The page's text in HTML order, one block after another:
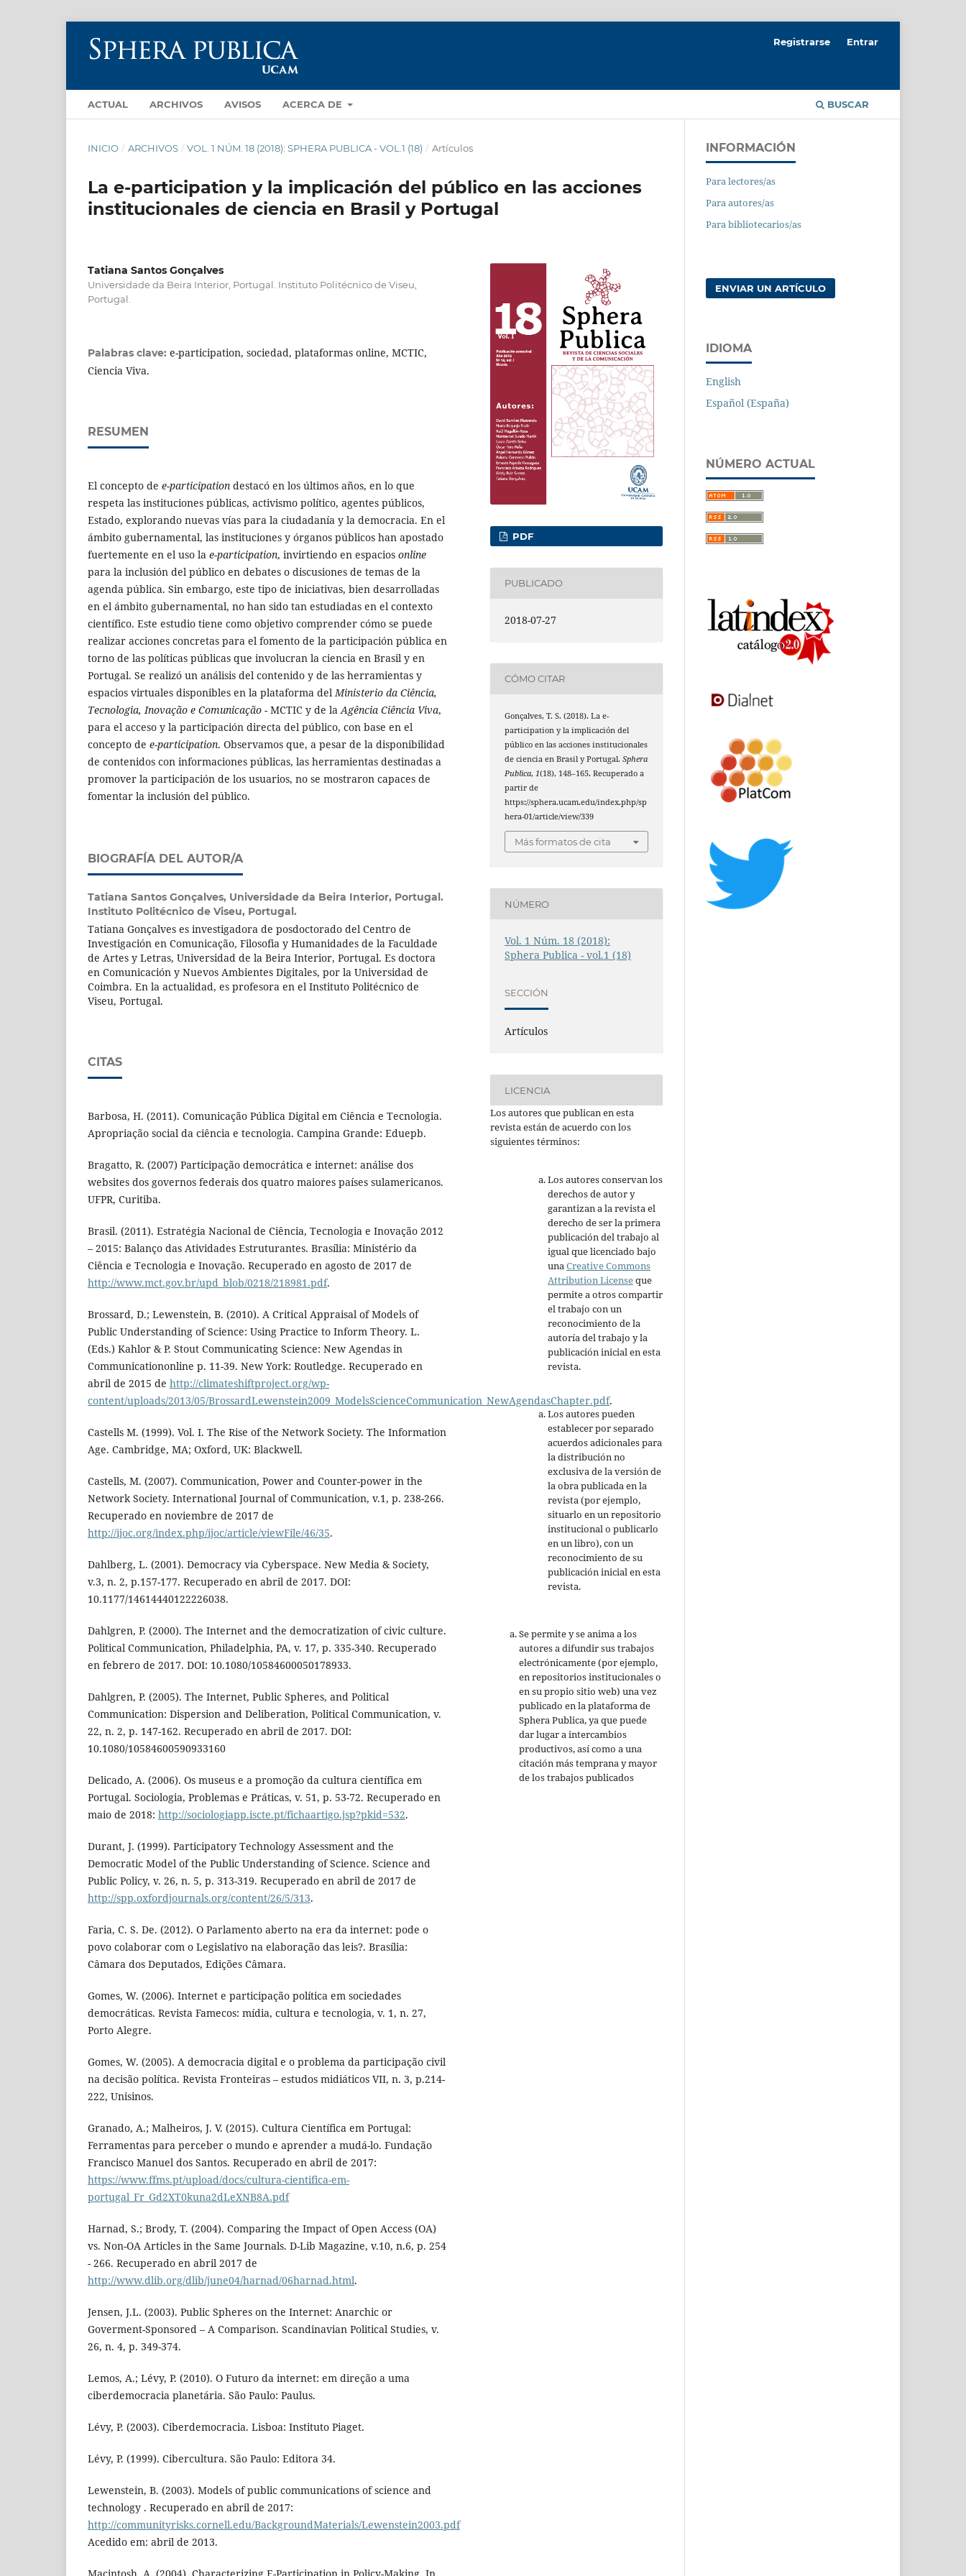
ACTUAL ARCHIVOS AVISOS ACERCA DE BUSCAR
Registrarse Entrar
INICIO / ARCHIVOS / VOL. 1 NÚM. 18 (2018): SPHERA PUBLICA - VOL.1 (18) / Artículos
La e-participation y la implicación del público en las acciones
institucionales de ciencia en Brasil y Portugal
Tatiana Santos Gonçalves
Universidade da Beira Interior, Portugal. Instituto Politécnico de Viseu,
Portugal.
Palabras clave: e-participation, sociedad, plataformas online, MCTIC,
Ciencia Viva.
RESUMEN
El concepto de e-participation destacó en los últimos años, en lo que
respeta las instituciones públicas, activismo político, agentes públicos,
Estado, explorando nuevas vías para la ciudadanía y la democracia. En el
ámbito gubernamental, las instituciones y órganos públicos han apostado
fuertemente en el uso la e-participation, invirtiendo en espacios online
para la inclusión del público en debates o discusiones de temas de la
agenda pública. Sin embargo, este tipo de iniciativas, bien desarrolladas
en el ámbito gubernamental, no han sido tan estudiadas en el contexto
científico. Este estudio tiene como objetivo comprender cómo se puede
realizar acciones concretas para el fomento de la participación pública en
torno de las políticas públicas que involucran la ciencia en Brasil y en
Portugal. Se realizó un análisis del contenido y de las herramientas y
espacios virtuales disponibles en la plataforma delMinisterio da Ciência,
Tecnologia, Inovação e Comunicação - MCTIC y de laAgência Ciência Viva,
para el acceso y la participación directa del público, con base en el
concepto de e-participation. Observamos que, a pesar de la disponibilidad
de contenidos con informaciones públicas, las herramientas destinadas a
promover la participación de los usuarios, no se mostraron capaces de
fomentar la inclusión del público.
BIOGRAFÍA DEL AUTOR/A
Tatiana Santos Gonçalves, Universidade da Beira Interior, Portugal.
Instituto Politécnico de Viseu, Portugal.
Tatiana Gonçalves es investigadora de posdoctorado del Centro de
Investigación en Comunicação, Filosofia y Humanidades de la Faculdade
de Artes y Letras, Universidad de la Beira Interior, Portugal. Es doctora
en Comunicación y Nuevos Ambientes Digitales, por la Universidad de
Coimbra. En la actualidad, es profesora en el Instituto Politécnico de
Viseu, Portugal.
CITAS
Barbosa, H. (2011). Comunicação Pública Digital em Ciência e Tecnologia.
Apropriação social da ciência e tecnologia. Campina Grande: Eduepb.
Bragatto, R. (2007) Participação democrática e internet: análise dos
websites dos governos federais dos quatro maiores países sulamericanos.
UFPR, Curitiba.
Brasil. (2011). Estratégia Nacional de Ciência, Tecnologia e Inovação 2012
– 2015: Balanço das Atividades Estruturantes. Brasília: Ministério da
Ciência e Tecnologia e Inovação. Recuperado en agosto de 2017 de
http://www.mct.gov.br/upd_blob/0218/218981.pdf.
Brossard, D.; Lewenstein, B. (2010). A Critical Appraisal of Models of
Public Understanding of Science: Using Practice to Inform Theory. L.
(Eds.) Kahlor & P. Stout Communicating Science: New Agendas in
Communicationonline p. 11-39. New York: Routledge. Recuperado en
abril de 2015 de http://climateshiftproject.org/wp-
content/uploads/2013/05/BrossardLewenstein2009_ModelsScienceCommunication_NewAgendasChapter.pdf.
Castells M. (1999). Vol. I. The Rise of the Network Society. The Information
Age. Cambridge, MA; Oxford, UK: Blackwell.
Castells, M. (2007). Communication, Power and Counter-power in the
Network Society. International Journal of Communication, v.1, p. 238-266.
Recuperado en noviembre de 2017 de
http://ijoc.org/index.php/ijoc/article/viewFile/46/35.
Dahlberg, L. (2001). Democracy via Cyberspace. New Media & Society,
v.3, n. 2, p.157-177. Recuperado en abril de 2017. DOI:
10.1177/14614440122226038.
Dahlgren, P. (2000). The Internet and the democratization of civic culture.
Political Communication, Philadelphia, PA, v. 17, p. 335-340. Recuperado
en febrero de 2017. DOI: 10.1080/10584600050178933.
Dahlgren, P. (2005). The Internet, Public Spheres, and Political
Communication: Dispersion and Deliberation, Political Communication, v.
22, n. 2, p. 147-162. Recuperado en abril de 2017. DOI:
10.1080/10584600590933160
Delicado, A. (2006). Os museus e a promoção da cultura científica em
Portugal. Sociologia, Problemas e Práticas, v. 51, p. 53-72. Recuperado en
maio de 2018: http://sociologiapp.iscte.pt/fichaartigo.jsp?pkid=532.
Durant, J. (1999). Participatory Technology Assessment and the
Democratic Model of the Public Understanding of Science. Science and
Public Policy, v. 26, n. 5, p. 313-319. Recuperado en abril de 2017 de
http://spp.oxfordjournals.org/content/26/5/313.
Faria, C. S. De. (2012). O Parlamento aberto na era da internet: pode o
povo colaborar com o Legislativo na elaboração das leis?. Brasília:
Câmara dos Deputados, Edições Câmara.
Gomes, W. (2006). Internet e participação política em sociedades
democráticas. Revista Famecos: mídia, cultura e tecnologia, v. 1, n. 27,
Porto Alegre.
Gomes, W. (2005). A democracia digital e o problema da participação civil
na decisão política. Revista Fronteiras – estudos midiáticos VII, n. 3, p.214-
222, Unisinos.
Granado, A.; Malheiros, J. V. (2015). Cultura Científica em Portugal:
Ferramentas para perceber o mundo e aprender a mudá-lo. Fundação
Francisco Manuel dos Santos. Recuperado en abril de 2017:
https://www.ffms.pt/upload/docs/cultura-cientifica-em-
portugal_Fr_Gd2XT0kuna2dLeXNB8A.pdf
Harnad, S.; Brody, T. (2004). Comparing the Impact of Open Access (OA)
vs. Non-OA Articles in the Same Journals. D-Lib Magazine, v.10, n.6, p. 254
- 266. Recuperado en abril 2017 de
http://www.dlib.org/dlib/june04/harnad/06harnad.html.
Jensen, J.L. (2003). Public Spheres on the Internet: Anarchic or
Goverment-Sponsored – A Comparison. Scandinavian Political Studies, v.
26, n. 4, p. 349-374.
Lemos, A.; Lévy, P. (2010). O Futuro da internet: em direção a uma
ciberdemocracia planetária. São Paulo: Paulus.
Lévy, P. (2003). Ciberdemocracia. Lisboa: Instituto Piaget.
Lévy, P. (1999). Cibercultura. São Paulo: Editora 34.
Lewenstein, B. (2003). Models of public communications of science and
technology . Recuperado en abril de 2017:
http://communityrisks.cornell.edu/BackgroundMaterials/Lewenstein2003.pdf
Acedido em: abril de 2013.
PDF
PUBLICADO
2018-07-27
CÓMO CITAR
Gonçalves, T. S. (2018). La e-
participation y la implicación del
público en las acciones institucionales
de ciencia en Brasil y Portugal.Sphera
Publica, 1(18), 148–165. Recuperado a
partir de
https://sphera.ucam.edu/index.php/sp
hera-01/article/view/339
Más formatos de cita
NÚMERO
Vol. 1 Núm. 18 (2018):
Sphera Publica - vol.1 (18)
SECCIÓN
Artículos
LICENCIA
Los autores que publican en esta
revista están de acuerdo con los
siguientes términos:
Los autores conservan los
derechos de autor y
garantizan a la revista el
derecho de ser la primera
publicación del trabajo al
igual que licenciado bajo
unaCreative Commons
Attribution Licenseque
permite a otros compartir
el trabajo con un
reconocimiento de la
autoría del trabajo y la
publicación inicial en esta
revista.
Los autores pueden
establecer por separado
acuerdos adicionales para
la distribución no
exclusiva de la versión de
la obra publicada en la
revista (por ejemplo,
situarlo en un repositorio
institucional o publicarlo
en un libro), con un
reconocimiento de su
publicación inicial en esta
revista.
Se permite y se anima a los
autores a difundir sus trabajos
electrónicamente (por ejemplo,
en repositorios institucionales o
en su propio sitio web) una vez
publicado en la plataforma de
Sphera Publica, ya que puede
dar lugar a intercambios
productivos, así como a una
citación más temprana y mayor
de los trabajos publicados
INFORMACIÓN
Para lectores/as
Para autores/as
Para bibliotecarios/as
ENVIAR UN ARTÍCULO
IDIOMA
English
Español (España)
NÚMERO ACTUAL